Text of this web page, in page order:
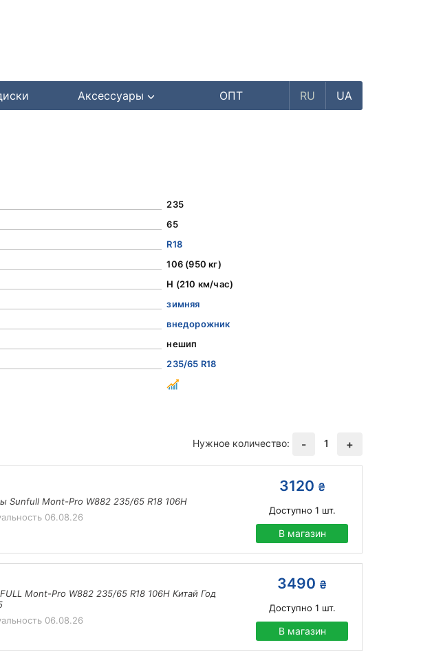
Аксессуары ОПТ RU UA
235
65
R18
106 (950 кг)
H (210 км/час)
зимняя
внедорожник
нешип
235/65 R18
Нужное количество: - 1 +
Sunfull Mont-Pro W882 235/65 R18 106H
06.08.26
3120 ₴
Доступно 1 шт.
В магазин
Mont-Pro W882 235/65 R18 106H Китай Год
06.08.26
3490 ₴
Доступно 1 шт.
В магазин